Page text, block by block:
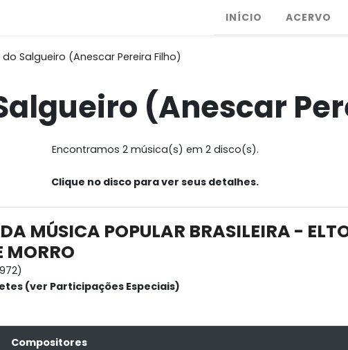
INÍCIO ACERVO
Salgueiro (Anescar Pereira Filho)
(Anescar
Encontramos 2 música(s) em 2 disco(s).
Clique no disco para ver seus detalhes.
MÚSICA POPULAR BRASILEIRA -
MORRO
(ver Participações Especiais)
Compositores